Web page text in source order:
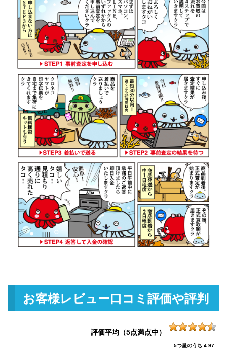
ダイワ 22 イグジスト LT 2500S-
DH ベイトリール 未使用
釣具買取クーポンg-
turi20260706（2026/07/31迄）
44,500円
2026/07/05
ダイワ 22 イグジスト SF 2500SS
ベイトリール 未使用
釣具買取クーポンg-
turi20260707 （2026/07/31迄）
42,000円
2026/07/05
ダイワ 22 イグジスト LT4000-XH
ベイトリール 未使用
釣具買取クーポン
turi20260708（2026/07/31迄）
38,500円
2026/07/05
ダイワ 22 イグジスト LT 2000S-P
ベイトリール 未使用
釣具買取クーポンg-
turi20260709
（2026/07/31迄）
36,000円
2026/07/05
ダイワ 15 イグジスト 2506PE-DH
ベイトリール 未使用
釣具買取クーポンg-
turi20260710（2026/07/31迄）
29,500円
2026/07/05
釣具買取クーポンg-
turi20260601（2026/06/30迄）
ダイワ 銀影競技 スペシャル Ｔ90
g-
90,000円
2026/06/06
お客様レビュー口コミ評価や評判
評価平均（5点満点中）
5つ星のうち 4.97